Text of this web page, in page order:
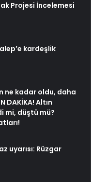
Projesi İncelemesi
kardeşlik
ne kadar oldu, daha
DAKİKA! Altın
mi, düştü mü?
uyarısı: Rüzgar